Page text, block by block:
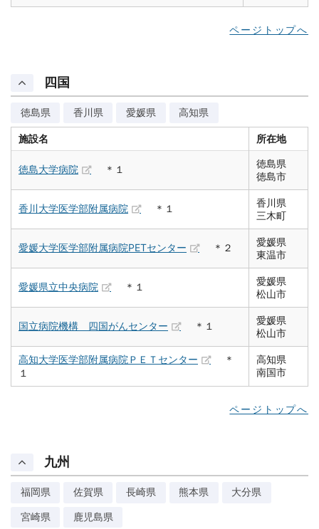
ページトップへ
四国
徳島県 香川県 愛媛県 高知県
施設名 所在地
徳島大学病院 ＊１
徳島県
徳島市
香川大学医学部附属病院 ＊１
香川県
三木町
愛媛大学医学部附属病院PETセンター ＊２
愛媛県
東温市
愛媛県立中央病院 ＊１
愛媛県
松山市
国立病院機構 四国がんセンター ＊１
愛媛県
松山市
高知大学医学部附属病院ＰＥＴセンター
＊
１
高知県
南国市
ページトップへ
九州
福岡県 佐賀県 長崎県 熊本県 大分県
宮崎県 鹿児島県